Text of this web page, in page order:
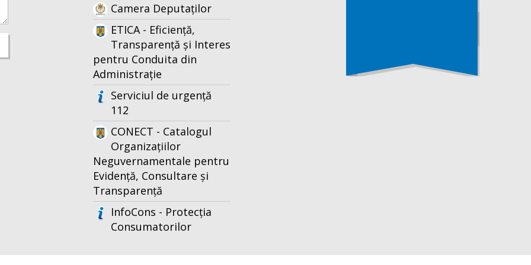
Camera Deputaților
ETICA - Eficiență,
Transparență și Interes
pentru Conduita din
Administrație
Serviciul de urgență
112
CONECT - Catalogul
Organizațiilor
Neguvernamentale pentru
Evidență, Consultare și
Transparență
InfoCons - Protecția
Consumatorilor